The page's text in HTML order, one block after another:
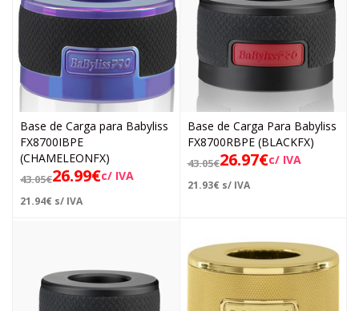
Base de Carga para Babyliss
FX8700IBPE
(CHAMELEONFX)
43.05€26.99€c/ IVA
21.94€ s/ IVA
Base de Carga Para Babyliss
FX8700RBPE (BLACKFX)
43.05€26.97€c/ IVA
21.93€ s/ IVA